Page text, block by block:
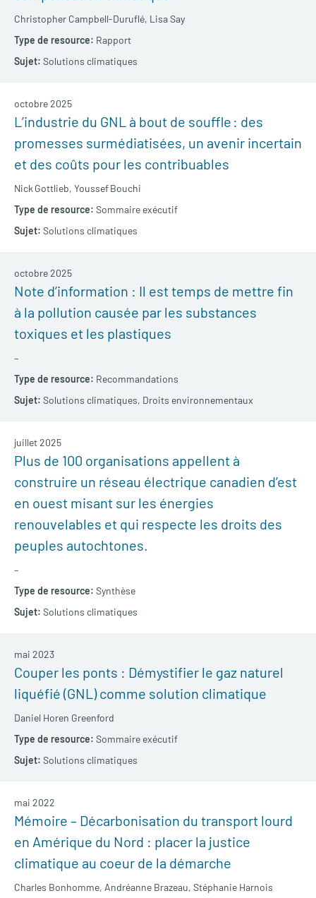
Christopher Campbell-Duruflé, Lisa Say
Rapport
Solutions climatiques
L’industrie du GNL à bout de souffle : des
promesses surmédiatisées, un avenir incertain
et des coûts pour les contribuables
Nick Gottlieb, Youssef Bouchi
octobre 2025
Sommaire exécutif
Solutions climatiques
Note d’information : Il est temps de mettre fin
à la pollution causée par les substances
toxiques et les plastiques
–
octobre 2025
Recommandations
Solutions climatiques, Droits environnementaux
Plus de 100 organisations appellent à
construire un réseau électrique canadien d’est
en ouest misant sur les énergies
renouvelables et qui respecte les droits des
peuples autochtones.
–
juillet 2025
Synthèse
Solutions climatiques
Couper les ponts : Démystifier le gaz naturel
liquéfié (GNL) comme solution climatique
Daniel Horen Greenford
mai 2023
Sommaire exécutif
Solutions climatiques
Mémoire – Décarbonisation du transport lourd
en Amérique du Nord : placer la justice
climatique au coeur de la démarche
Charles Bonhomme, Andréanne Brazeau, Stéphanie Harnois
mai 2022